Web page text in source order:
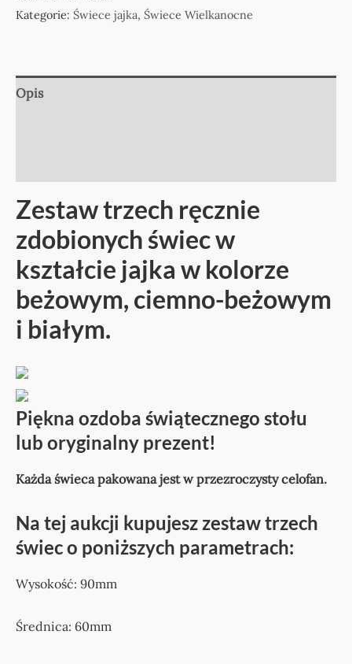
Kategorie: Świece jajka, Świece Wielkanocne
Opis
Zestaw trzech ręcznie
zdobionych świec w
kształcie jajka w kolorze
beżowym, ciemno-beżowym
i białym.
Piękna ozdoba świątecznego stołu
lub oryginalny prezent!
Każda świeca pakowana jest w przezroczysty celofan.
Na tej aukcji kupujesz zestaw trzech
świec o poniższych parametrach:
Wysokość: 90mm
Średnica: 60mm